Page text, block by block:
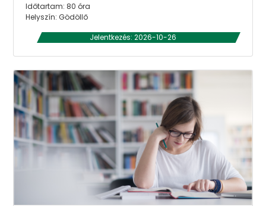
Időtartam: 80 óra
Helyszín: Gödöllő
Jelentkezés: 2026-10-26